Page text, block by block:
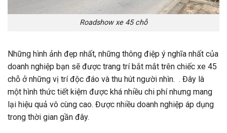
Roadshow xe 45 chỗ
Những hình ảnh đẹp nhất, những thông điệp ý nghĩa nhất của
doanh nghiệp bạn sẽ được trang trí bắt mắt trên chiếc xe 45
chỗ ở những vị trí độc đáo và thu hút người nhìn. . Đây là
một hình thức tiết kiệm được khá nhiều chi phí nhưng mang
lại hiệu quả vô cùng cao. Được nhiều doanh nghiệp áp dụng
trong thời gian gần đây.